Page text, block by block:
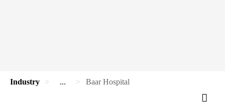
Industry ... Baar Hospital